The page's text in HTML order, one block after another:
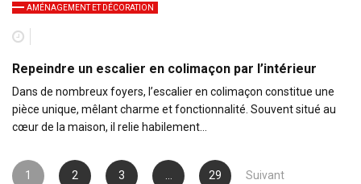
AMÉNAGEMENT ET DÉCORATION
Repeindre un escalier en colimaçon par l’intérieur
Dans de nombreux foyers, l’escalier en colimaçon constitue une
pièce unique, mêlant charme et fonctionnalité. Souvent situé au
cœur de la maison, il relie habilement…
Pagination
1 2 3 29 Suivant